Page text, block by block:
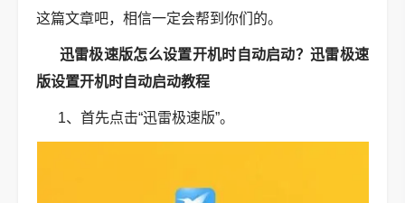
这篇文章吧，相信一定会帮到你们的。
迅雷极速版怎么设置开机时自动启动？迅雷极速
版设置开机时自动启动教程
1、首先点击“迅雷极速版”。